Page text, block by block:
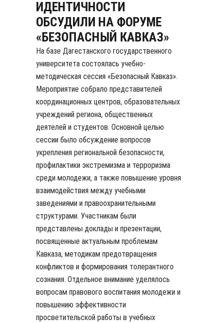
ИДЕНТИЧНОСТИ
ОБСУДИЛИ НА ФОРУМЕ
«БЕЗОПАСНЫЙ КАВКАЗ»
На базе Дагестанского государственного
университета состоялась учебно-
методическая сессия «Безопасный Кавказ».
Мероприятие собрало представителей
координационных центров, образовательных
учреждений региона, общественных
деятелей и студентов. Основной целью
сессии было обсуждение вопросов
укрепления региональной безопасности,
профилактики экстремизма и терроризма
среди молодежи, а также повышение уровня
взаимодействия между учебными
заведениями и правоохранительными
структурами. Участникам были
представлены доклады и презентации,
посвященные актуальным проблемам
Кавказа, методикам предотвращения
конфликтов и формирования толерантного
сознания. Отдельное внимание уделялось
вопросам правового воспитания молодежи и
повышению эффективности
просветительской работы в учебных